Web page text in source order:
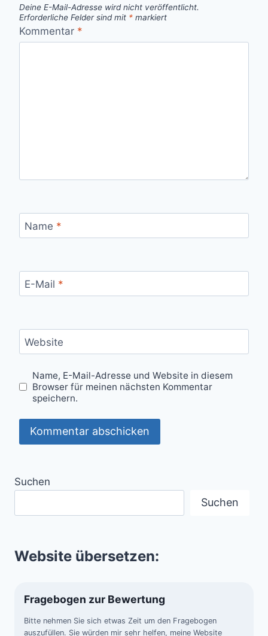
Deine E-Mail-Adresse wird nicht veröffentlicht.
Erforderliche Felder sind mit * markiert
Kommentar *
Name *
E-Mail *
Website
Name, E-Mail-Adresse und Website in diesem
Browser für meinen nächsten Kommentar
speichern.
Suchen
Suchen
Website übersetzen:
Fragebogen zur Bewertung
Bitte nehmen Sie sich etwas Zeit um den Fragebogen
auszufüllen. Sie würden mir sehr helfen, meine Website